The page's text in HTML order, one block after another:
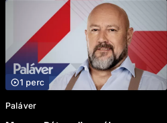
1 perc
Paláver